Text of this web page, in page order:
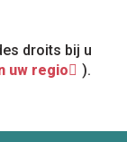
droits bij u
uw regio ).